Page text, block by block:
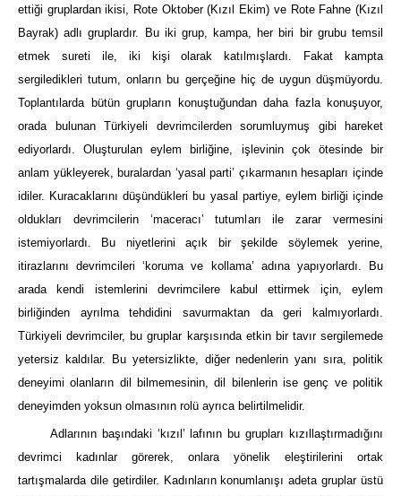
ettiği gruplardan ikisi, Rote Oktober (Kızıl Ekim) ve Rote Fahne (Kızıl
Bayrak) adlı gruplardır. Bu iki grup, kampa, her biri bir grubu temsil
etmek sureti ile, iki kişi olarak katılmışlardı. Fakat kampta
sergiledikleri tutum, onların bu gerçeğine hiç de uygun düşmüyordu.
Toplantılarda bütün grupların konuştuğundan daha fazla konuşuyor,
orada bulunan Türkiyeli devrimcilerden sorumluymuş gibi hareket
ediyorlardı. Oluşturulan eylem birliğine, işlevinin çok ötesinde bir
anlam yükleyerek, buralardan ‘yasal parti’ çıkarmanın hesapları içinde
idiler. Kuracaklarını düşündükleri bu yasal partiye, eylem birliği içinde
oldukları devrimcilerin ‘maceracı’ tutumları ile zarar vermesini
istemiyorlardı. Bu niyetlerini açık bir şekilde söylemek yerine,
itirazlarını devrimcileri ‘koruma ve kollama’ adına yapıyorlardı. Bu
arada kendi istemlerini devrimcilere kabul ettirmek için, eylem
birliğinden ayrılma tehdidini savurmaktan da geri kalmıyorlardı.
Türkiyeli devrimciler, bu gruplar karşısında etkin bir tavır sergilemede
yetersiz kaldılar. Bu yetersizlikte, diğer nedenlerin yanı sıra, politik
deneyimi olanların dil bilmemesinin, dil bilenlerin ise genç ve politik
deneyimden yoksun olmasının rolü ayrıca belirtilmelidir.
Adlarının başındaki ‘kızıl’ lafının bu grupları kızıllaştırmadığını
devrimci kadınlar görerek, onlara yönelik eleştirilerini ortak
tartışmalarda dile getirdiler. Kadınların konumlanışı adeta gruplar üstü